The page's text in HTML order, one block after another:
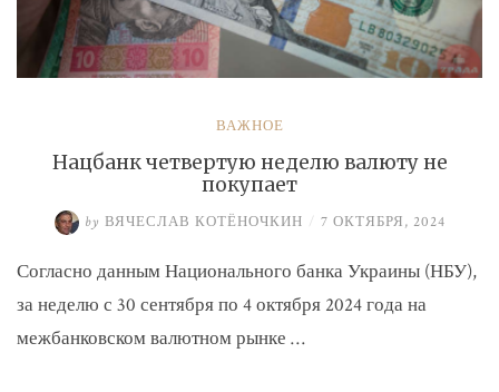
ВАЖНОЕ
Нацбанк четвертую неделю валюту не
покупает
by ВЯЧЕСЛАВ КОТЁНОЧКИН / 7 ОКТЯБРЯ, 2024
Согласно данным Национального банка Украины (НБУ),
за неделю с 30 сентября по 4 октября 2024 года на
межбанковском валютном рынке …